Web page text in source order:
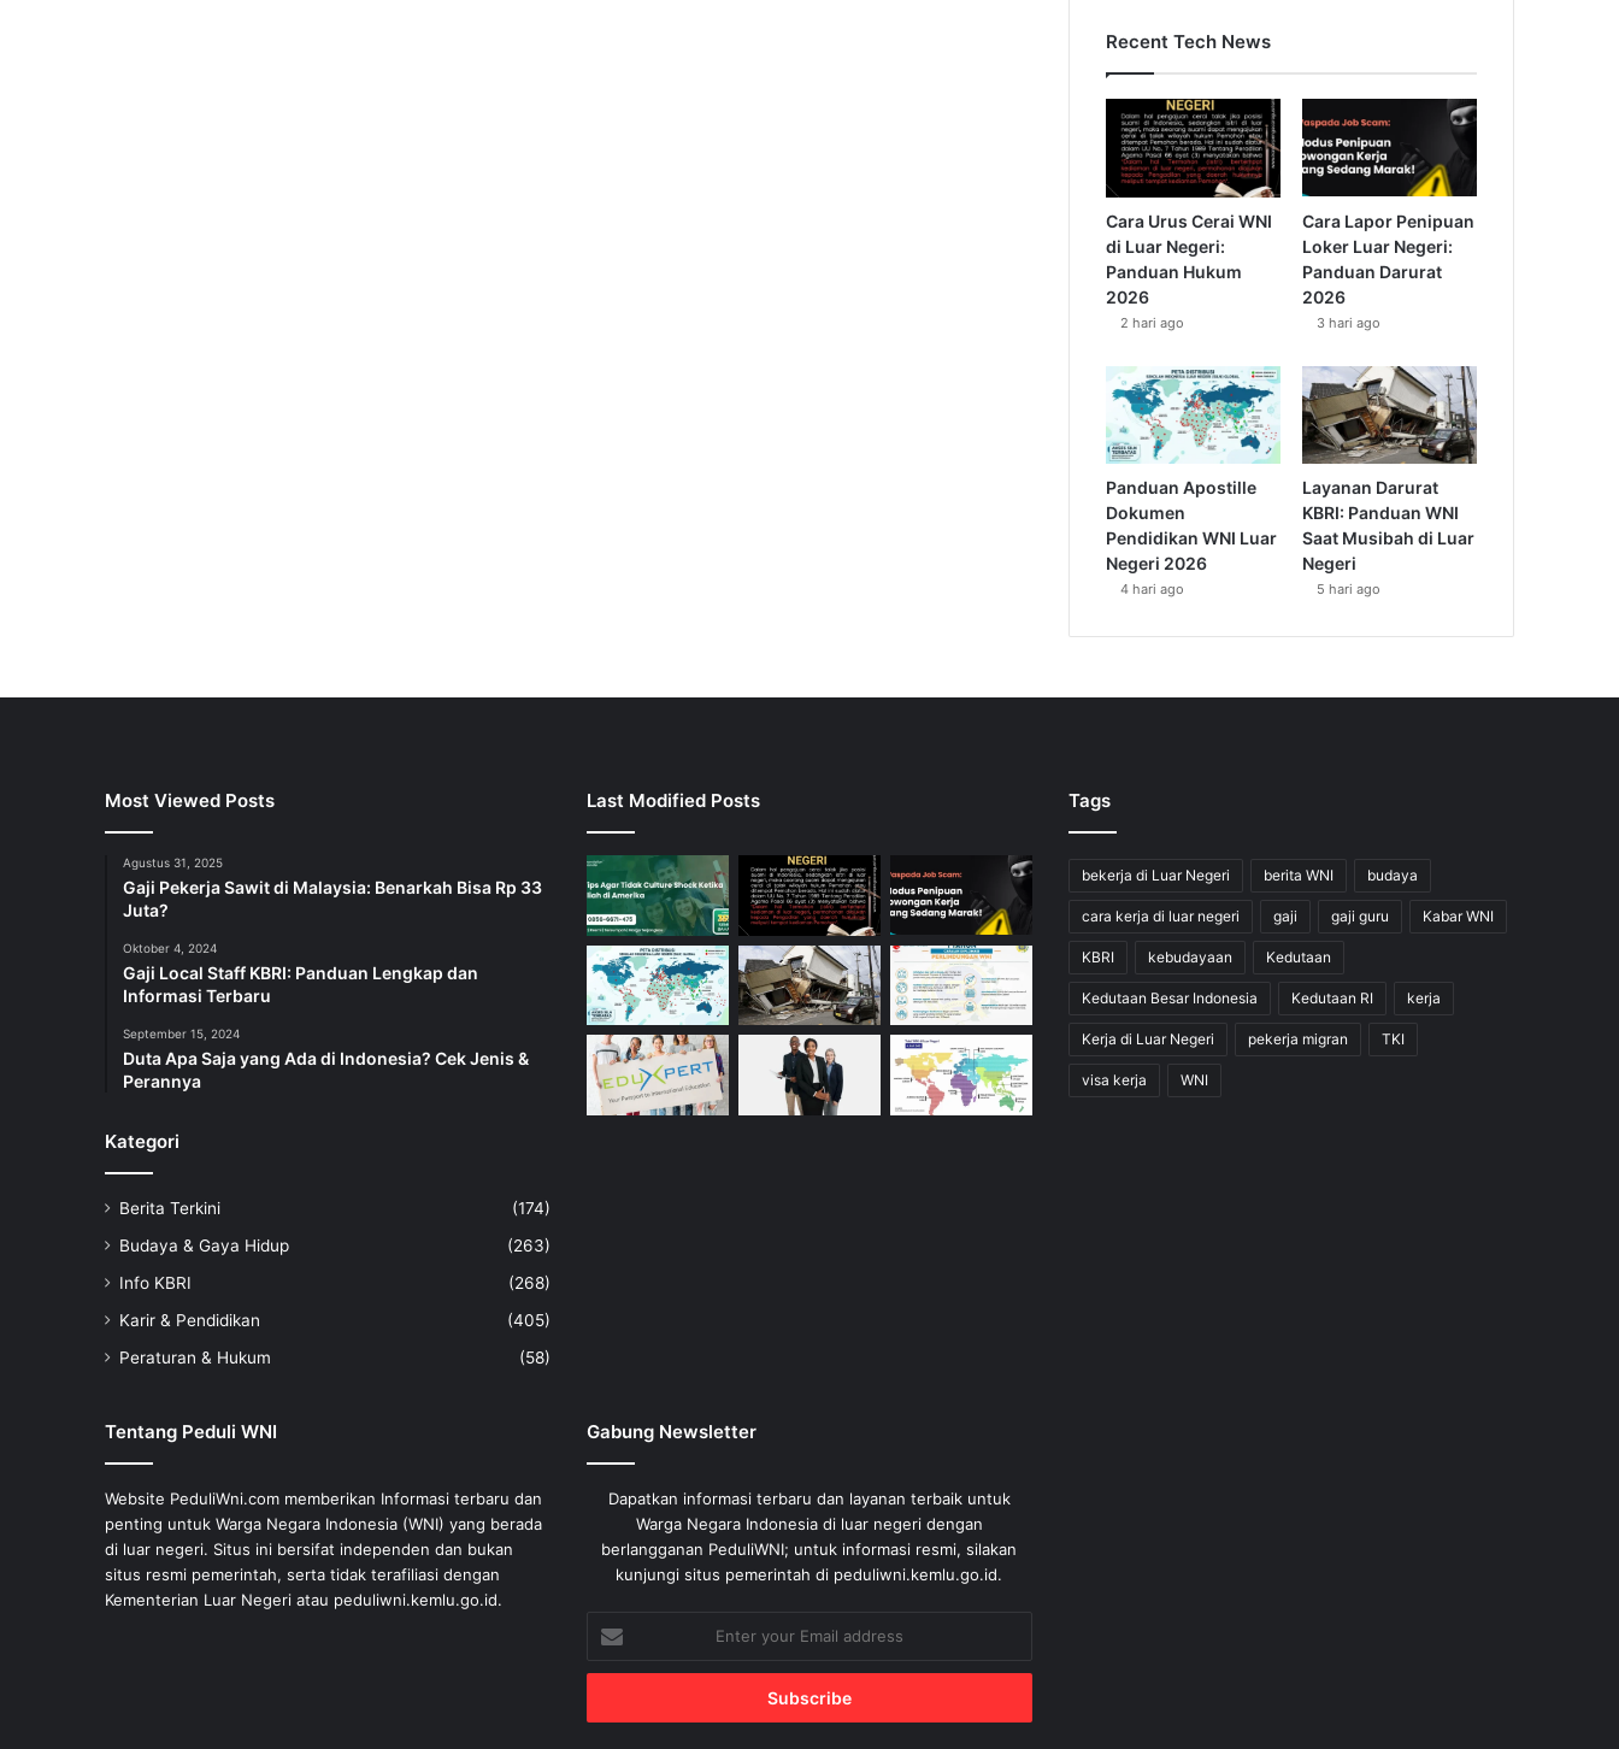
Recent Tech News
Cara Urus Cerai WNI
di Luar Negeri:
Panduan Hukum
2026
2 hari ago
Cara Lapor Penipuan
Loker Luar Negeri:
Panduan Darurat
2026
3 hari ago
Panduan Apostille
Dokumen
Pendidikan WNI Luar
Negeri 2026
4 hari ago
Layanan Darurat
KBRI: Panduan WNI
Saat Musibah di Luar
Negeri
5 hari ago
Most Viewed Posts
Agustus 31, 2025
Gaji Pekerja Sawit di Malaysia: Benarkah Bisa Rp 33
Juta?
Oktober 4, 2024
Gaji Local Staff KBRI: Panduan Lengkap dan
Informasi Terbaru
September 15, 2024
Duta Apa Saja yang Ada di Indonesia? Cek Jenis &
Perannya
Kategori
Berita Terkini
(174)
Budaya & Gaya Hidup
(263)
Info KBRI
(268)
Karir & Pendidikan
(405)
Peraturan & Hukum
(58)
Last Modified Posts Tags
bekerja di Luar Negeri berita WNI budaya
cara kerja di luar negeri gaji gaji guru Kabar WNI
KBRI kebudayaan Kedutaan
Kedutaan Besar Indonesia Kedutaan RI kerja
Kerja di Luar Negeri pekerja migran TKI
visa kerja WNI
Tentang Peduli WNI
Website PeduliWni.com memberikan Informasi terbaru dan
penting untuk Warga Negara Indonesia (WNI) yang berada
di luar negeri. Situs ini bersifat independen dan bukan
situs resmi pemerintah, serta tidak terafiliasi dengan
Kementerian Luar Negeri atau peduliwni.kemlu.go.id.
Gabung Newsletter
Dapatkan informasi terbaru dan layanan terbaik untuk
Warga Negara Indonesia di luar negeri dengan
berlangganan PeduliWNI; untuk informasi resmi, silakan
kunjungi situs pemerintah di peduliwni.kemlu.go.id.
Enter
your
Email